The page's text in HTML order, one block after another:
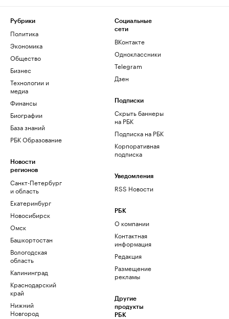
Рубрики
Политика
Экономика
Общество
Бизнес
Технологии и
медиа
Финансы
Биографии
База знаний
РБК Образование
Новости
регионов
Санкт-Петербург
и область
Екатеринбург
Новосибирск
Омск
Башкортостан
Вологодская
область
Калининград
Краснодарский
край
Нижний
Новгород
Социальные
сети
ВКонтакте
Одноклассники
Telegram
Дзен
Подписки
Скрыть баннеры
на РБК
Подписка на РБК
Корпоративная
подписка
Уведомления
RSS Новости
РБК
О компании
Контактная
информация
Редакция
Размещение
рекламы
Другие
продукты
РБК